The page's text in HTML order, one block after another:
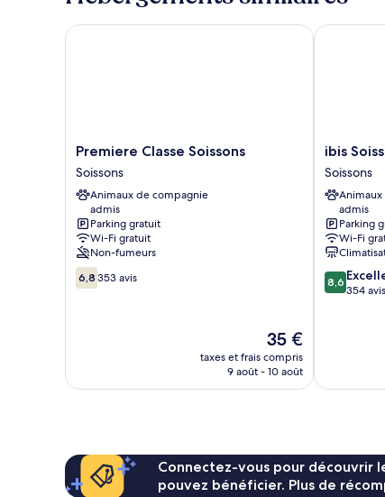
Chambre
Premiere
Classe
Soissons
Soissons
Premiere Classe Soissons
Soissons
Animaux de compagnie
admis
Parking gratuit
Wi-Fi gratuit
Non-fumeurs
6.8
sur
6,8 353 avis
Le
nouveau
prix
35 €
taxes et frais compris
9 août - 10 août
Premiere Classe Soissons
ibis
Soissons
Hotel
Soissons
ibis
Soissons
admis
Parking
Wi-Fi
8.6
sur
8,6
354 avis
ibis
Connectez-vous pour découvrir
pouvez bénéficier. Plus de